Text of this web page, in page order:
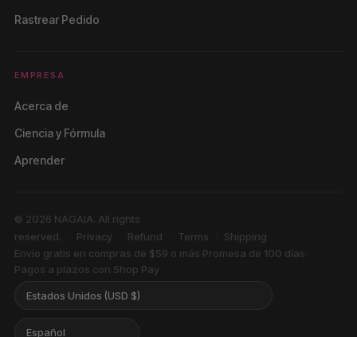
Rastrear Pedido
EMPRESA
Acerca de
Ciencia y Fórmula
Aprender
© 2026 NAGAIA. All rights
reserved.
Privacy Refund Terms
Shipping
Envío gratis en compras de $59 o más Promesa de 100 días
Pagos a plazos con Shop Pay